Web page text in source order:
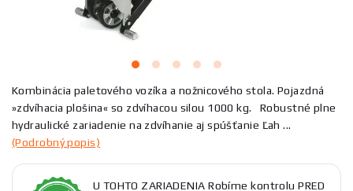
Kombinácia paletového vozíka a nožnicového stola. Pojazdná
»zdvíhacia plošina« so zdvíhacou silou 1000 kg. Robustné plne
hydraulické zariadenie na zdvíhanie aj spúšťanie Ľah ...
(Podrobný popis)
U TOHTO ZARIADENIA Robíme kontrolu PRED